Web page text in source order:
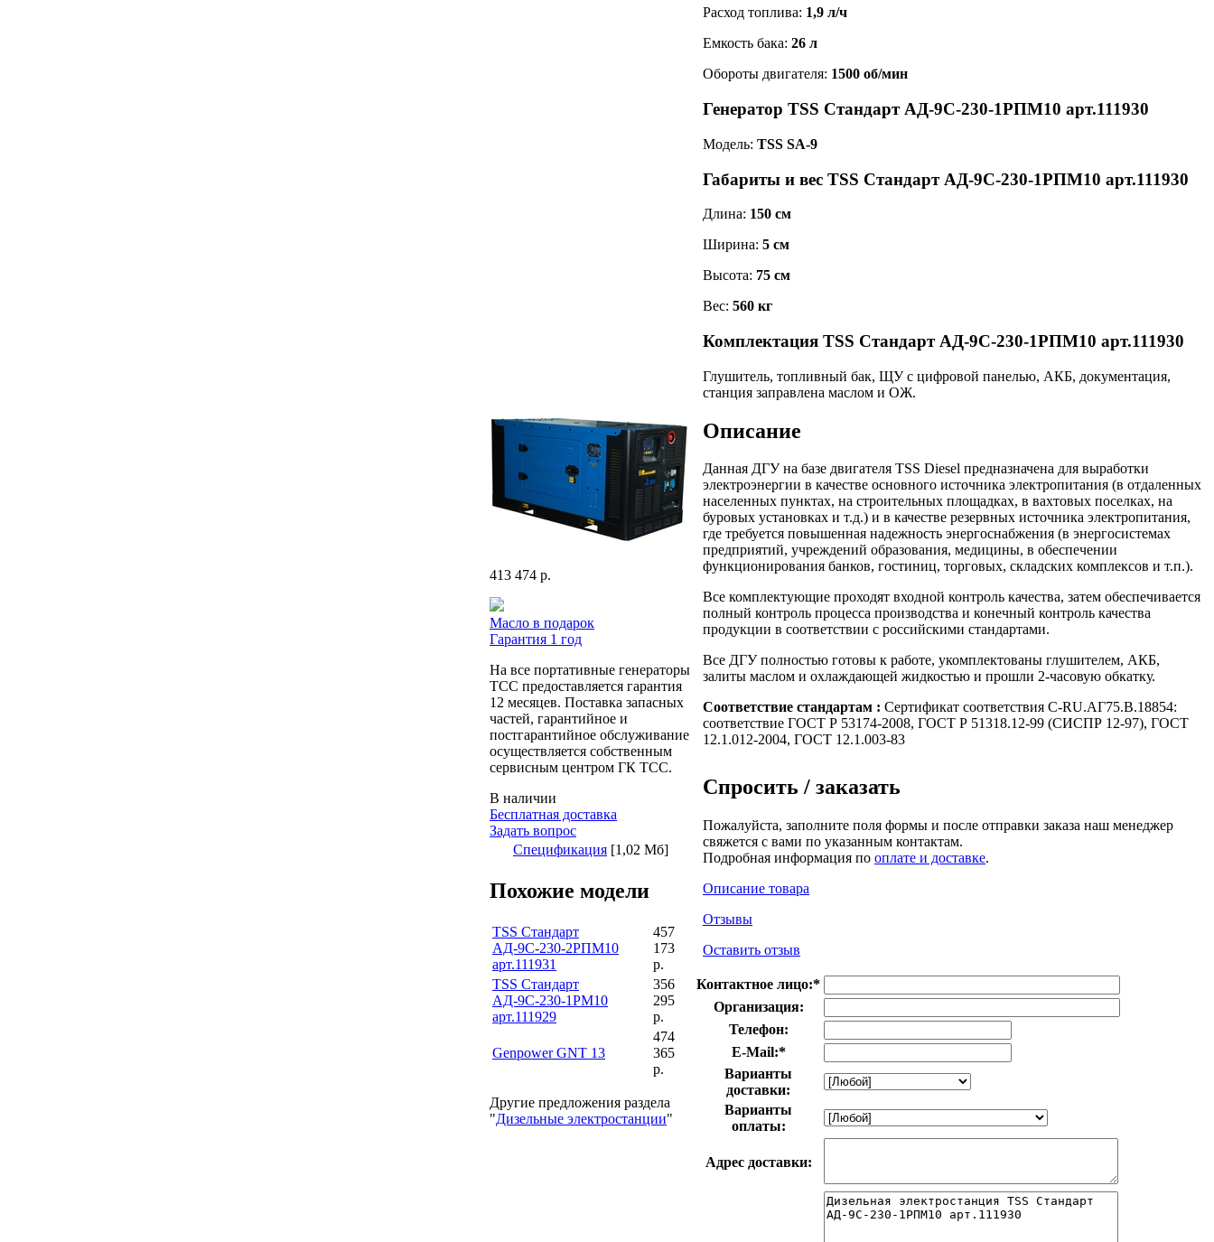
413 474 р.
Масло в подарок
Гарантия 1 год
На все портативные генераторы
ТСС предоставляется гарантия
12 месяцев. Поставка запасных
частей, гарантийное и
постгарантийное обслуживание
осуществляется собственным
сервисным центром ГК ТСС.
В наличии
Бесплатная доставка
Задать вопрос
Спецификация [1,02 Мб]
Похожие модели
TSS Стандарт
АД-9С-230-2РПМ10
арт.111931
457
173
р.
TSS Стандарт
АД-9С-230-1РМ10
арт.111929
356
295
р.
Genpower GNT 13
474
365
р.
Другие предложения раздела
"Дизельные электростанции"
Расход топлива: 1,9 л/ч
Емкость бака: 26 л
Обороты двигателя: 1500 об/мин
Генератор TSS Стандарт АД-9С-230-1РПМ10 арт.111930
Модель: TSS SA-9
Габариты и вес TSS Стандарт АД-9С-230-1РПМ10 арт.111930
Длина: 150 см
Ширина: 5 см
Высота: 75 см
Вес: 560 кг
Комплектация TSS Стандарт АД-9С-230-1РПМ10 арт.111930
Глушитель, топливный бак, ЩУ с цифровой панелью, АКБ, документация,
станция заправлена маслом и ОЖ.
Описание
Данная ДГУ на базе двигателя TSS Diesel предназначена для выработки
электроэнергии в качестве основного источника электропитания (в отдаленных
населенных пунктах, на строительных площадках, в вахтовых поселках, на
буровых установках и т.д.) и в качестве резервных источника электропитания,
где требуется повышенная надежность энергоснабжения (в энергосистемах
предприятий, учреждений образования, медицины, в обеспечении
функционирования банков, гостиниц, торговых, складских комплексов и т.п.).
Все комплектующие проходят входной контроль качества, затем обеспечивается
полный контроль процесса производства и конечный контроль качества
продукции в соответствии с российскими стандартами.
Все ДГУ полностью готовы к работе, укомплектованы глушителем, АКБ,
залиты маслом и охлаждающей жидкостью и прошли 2-часовую обкатку.
Соответствие стандартам : Сертификат соответствия C-RU.АГ75.B.18854:
соответствие ГОСТ Р 53174-2008, ГОСТ Р 51318.12-99 (СИСПР 12-97), ГОСТ
12.1.012-2004, ГОСТ 12.1.003-83
Спросить / заказать
Пожалуйста, заполните поля формы и после отправки заказа наш менеджер
свяжется с вами по указанным контактам.
Подробная информация по оплате и доставке.
Описание товара
Отзывы
Оставить отзыв
Контактное лицо:*
Организация:
Телефон:
E-Mail:*
Варианты
доставки:
Варианты
оплаты:
Адрес доставки: